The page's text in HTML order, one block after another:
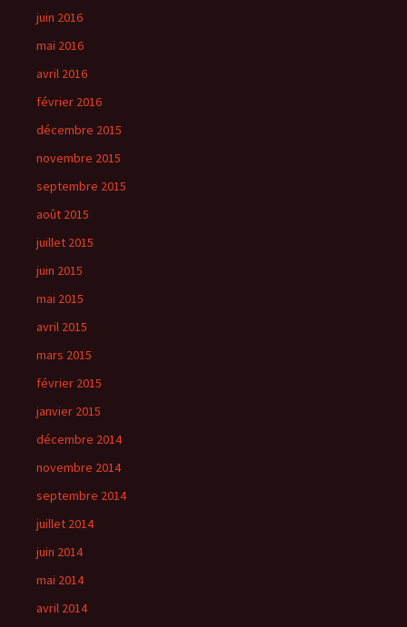
juin 2016
mai 2016
avril 2016
février 2016
décembre 2015
novembre 2015
septembre 2015
août 2015
juillet 2015
juin 2015
mai 2015
avril 2015
mars 2015
février 2015
janvier 2015
décembre 2014
novembre 2014
septembre 2014
juillet 2014
juin 2014
mai 2014
avril 2014